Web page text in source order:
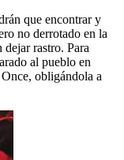
que encontrar y
no derrotado en la
dejar rastro. Para
al pueblo en
obligándola a